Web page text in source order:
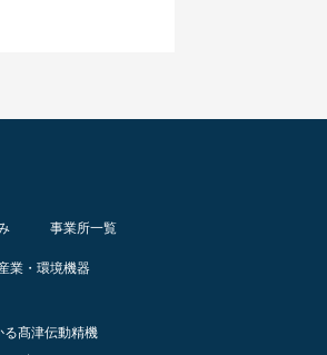
事業所一覧
業・環境機器
る髙津伝動精機